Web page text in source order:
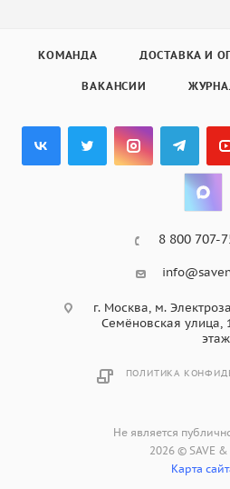
КОМАНДА ДОСТАВКА И
ВАКАНСИИ
8 800 707-
г. Москва, м.
Семёновская улица,
этаж
ПОЛИТИКА
Не является
2026 © SAVE &
Карта